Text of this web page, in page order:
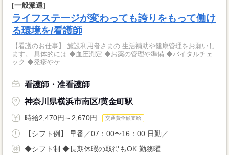
[一般派遣]
ライフステージが変わっても誇りをもって働け
る環境を/看護師
【看護のお仕事】 施設利用者さまの 生活補助や健康管理をお願いし
ます。 具体的には ◆血圧測定 ◆お薬の管理や準備 ◆バイタルチェ
ック ◆発疹やケ...
看護師・准看護師
神奈川県横浜市南区/黄金町駅
時給2,470円～2,670円 交通費全額支給
【シフト例】 早番／07：00〜16：00 日勤／...
◆シフト制 ◆長期休暇の取得もOK 勤務曜...